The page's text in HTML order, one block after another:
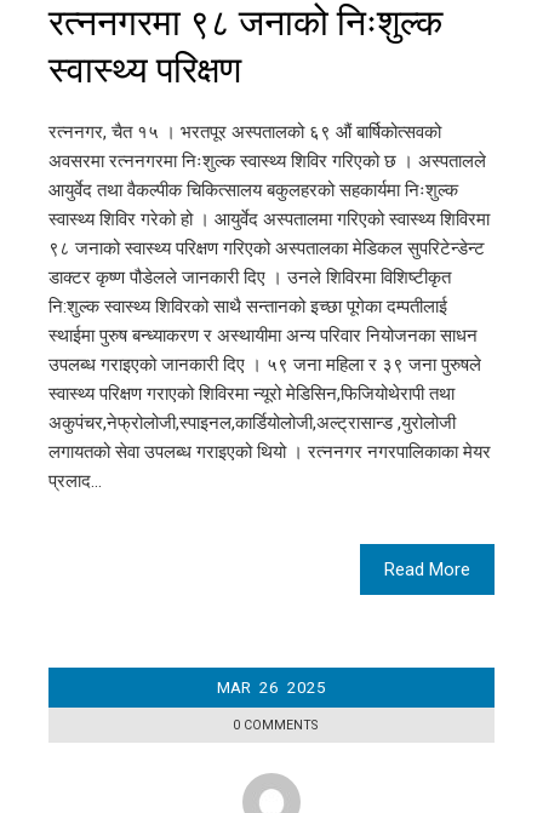
रत्ननगरमा ९८ जनाको निःशुल्क
स्वास्थ्य परिक्षण
रत्ननगर, चैत १५ । भरतपूर अस्पतालको ६९ औं बार्षिकोत्सवको
अवसरमा रत्ननगरमा निःशुल्क स्वास्थ्य शिविर गरिएको छ । अस्पतालले
आयुर्वेद तथा वैकल्पीक चिकित्सालय बकुलहरको सहकार्यमा निःशुल्क
स्वास्थ्य शिविर गरेको हो । आयुर्वेद अस्पतालमा गरिएको स्वास्थ्य शिविरमा
९८ जनाको स्वास्थ्य परिक्षण गरिएको अस्पतालका मेडिकल सुपरिटेन्डेन्ट
डाक्टर कृष्ण पौडेलले जानकारी दिए । उनले शिविरमा विशिष्टीकृत
नि:शुल्क स्वास्थ्य शिविरको साथै सन्तानको इच्छा पूगेका दम्पतीलाई
स्थाईमा पुरुष बन्ध्याकरण र अस्थायीमा अन्य परिवार नियोजनका साधन
उपलब्ध गराइएको जानकारी दिए । ५९ जना महिला र ३९ जना पुरुषले
स्वास्थ्य परिक्षण गराएको शिविरमा न्यूरो मेडिसिन,फिजियोथेरापी तथा
अकुपंचर,नेफ्रोलोजी,स्पाइनल,कार्डियोलोजी,अल्ट्रासान्ड ,युरोलोजी
लगायतको सेवा उपलब्ध गराइएको थियो । रत्ननगर नगरपालिकाका मेयर
प्रलाद…
Read More
MAR 26 2025
0 COMMENTS